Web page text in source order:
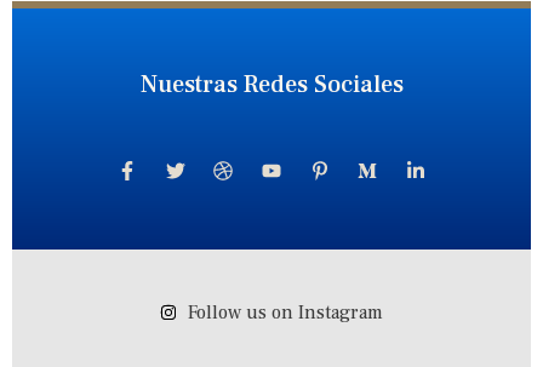
Nuestras Redes Sociales
Follow us on Instagram